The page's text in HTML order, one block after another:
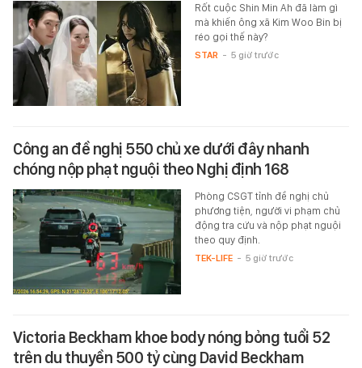
Rốt cuộc Shin Min Ah đã làm gì
mà khiến ông xã Kim Woo Bin bị
réo gọi thế này?
STAR - 5 giờ trước
Công an đề nghị 550 chủ xe dưới đây nhanh
chóng nộp phạt nguội theo Nghị định 168
Phòng CSGT tỉnh đề nghị chủ
phương tiện, người vi phạm chủ
động tra cứu và nộp phạt nguội
theo quy định.
TEK-LIFE - 5 giờ trước
Victoria Beckham khoe body nóng bỏng tuổi 52
trên du thuyền 500 tỷ cùng David Beckham